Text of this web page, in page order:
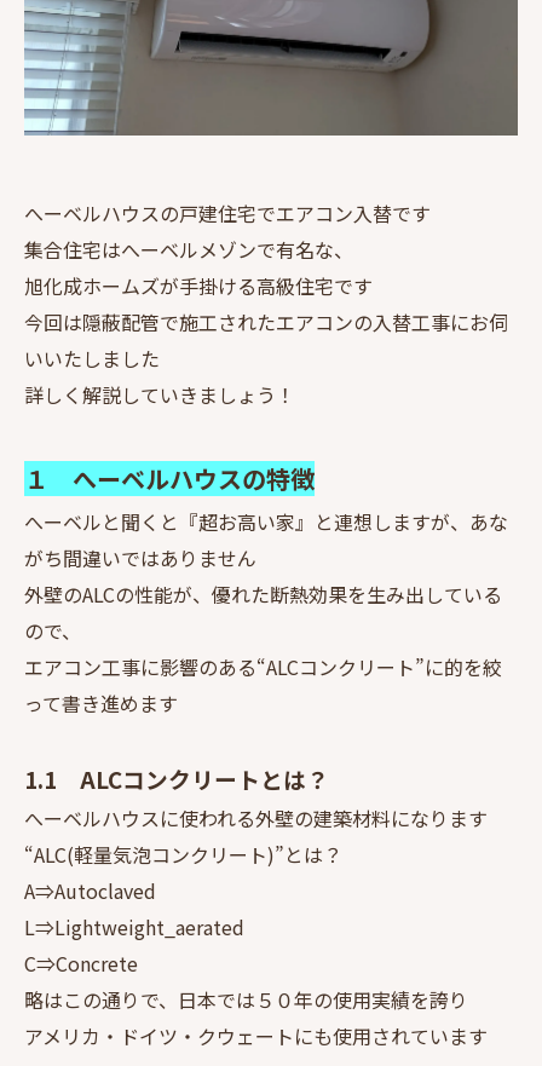
へーベルハウスの戸建住宅でエアコン入替です
集合住宅はへーベルメゾンで有名な、
旭化成ホームズが手掛ける高級住宅です
今回は隠蔽配管で施工されたエアコンの入替工事にお伺
いいたしました
詳しく解説していきましょう！
１ へーベルハウスの特徴
へーベルと聞くと『超お高い家』と連想しますが、あな
がち間違いではありません
外壁のALCの性能が、優れた断熱効果を生み出している
ので、
エアコン工事に影響のある“ALCコンクリート”に的を絞
って書き進めます
1.1 ALCコンクリートとは？
へーベルハウスに使われる外壁の建築材料になります
“ALC(軽量気泡コンクリート)”とは？
A⇒Autoclaved
L⇒Lightweight_aerated
C⇒Concrete
略はこの通りで、日本では５０年の使用実績を誇り
アメリカ・ドイツ・クウェートにも使用されています